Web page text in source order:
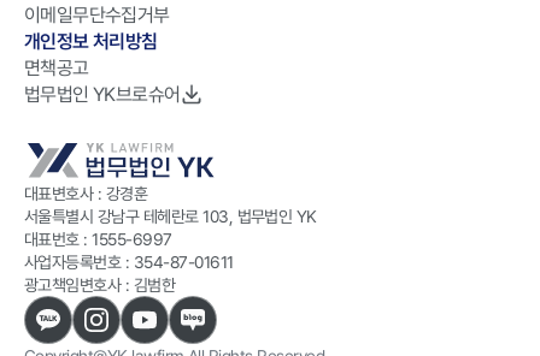
이메일무단수집거부
개인정보 처리방침
면책공고
법무법인 YK브로슈어
대표변호사 : 강경훈
서울특별시 강남구 테헤란로 103, 법무법인 YK
대표번호 :1555-6997
사업자등록번호 : 354-87-01611
광고책임변호사 : 김범한